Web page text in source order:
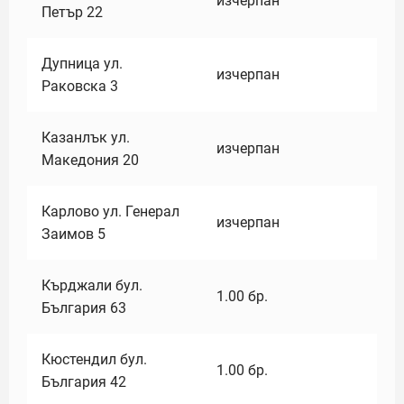
Петър 22
Дупница ул.
Раковска 3
изчерпан
Казанлък ул.
Македония 20
изчерпан
Карлово ул. Генерал
Заимов 5
изчерпан
Кърджали бул.
България 63
1.00 бр.
Кюстендил бул.
България 42
1.00 бр.